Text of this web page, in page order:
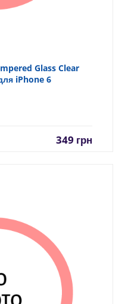
Glass Clear
iPhone 6
349 грн